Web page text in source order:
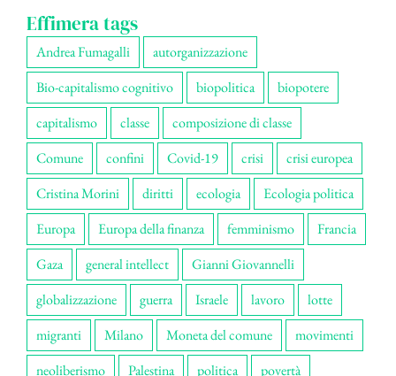
Effimera tags
Andrea Fumagalli
autorganizzazione
Bio-capitalismo cognitivo
biopolitica
biopotere
capitalismo
classe
composizione di classe
Comune
confini Covid-19 crisi
crisi europea
Cristina Morini
diritti ecologia
Ecologia politica
Europa
Europa della finanza femminismo
Francia
Gaza
general intellect
Gianni Giovannelli
globalizzazione
guerra Israele lavoro
lotte
migranti
Milano Moneta del comune
movimenti
neoliberismo
Palestina politica povertà